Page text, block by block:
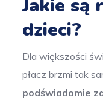
Jakie są
dzieci?
Dla większości
płacz brzmi tak
podświadomie